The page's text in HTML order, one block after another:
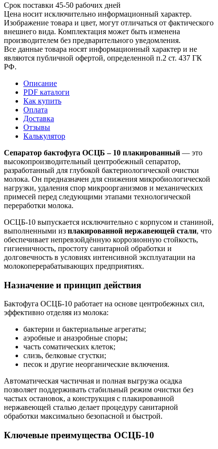
Срок поставки 45-50 рабочих дней
Цена носит исключительно информационный характер.
Изображение товара и цвет, могут отличаться от фактического
внешнего вида. Комплектация может быть изменена
производителем без предварительного уведомления.
Все данные товара носят информационный характер и не
являются публичной офертой, определенной п.2 ст. 437 ГК
РФ.
Описание
PDF каталоги
Как купить
Оплата
Доставка
Отзывы
Калькулятор
Сепаратор бактофуга ОСЦБ – 10 плакированный — это
высокопроизводительный центробежный сепаратор,
разработанный для глубокой бактериологической очистки
молока. Он предназначен для снижения микробиологической
нагрузки, удаления спор микроорганизмов и механических
примесей перед следующими этапами технологической
переработки молока.
ОСЦБ-10 выпускается исключительно с корпусом и станиной,
выполненными из плакированной нержавеющей стали, что
обеспечивает непревзойдённую коррозионную стойкость,
гигиеничность, простоту санитарной обработки и
долговечность в условиях интенсивной эксплуатации на
молокоперерабатывающих предприятиях.
Назначение и принцип действия
Бактофуга ОСЦБ-10 работает на основе центробежных сил,
эффективно отделяя из молока:
бактерии и бактериальные агрегаты;
аэробные и анаэробные споры;
часть соматических клеток;
слизь, белковые сгустки;
песок и другие неорганические включения.
Автоматическая частичная и полная выгрузка осадка
позволяет поддерживать стабильный режим очистки без
частых остановок, а конструкция с плакированной
нержавеющей сталью делает процедуру санитарной
обработки максимально безопасной и быстрой.
Ключевые преимущества ОСЦБ-10